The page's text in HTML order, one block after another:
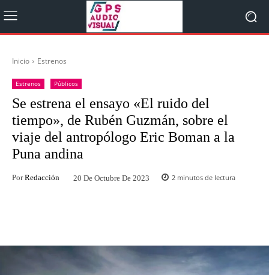
Inicio Estrenos
Estrenos Públicos
Se estrena el ensayo «El ruido del
tiempo», de Rubén Guzmán, sobre el
viaje del antropólogo Eric Boman a la
Puna andina
Por Redacción 20 De Octubre De 2023 2 minutos de lectura